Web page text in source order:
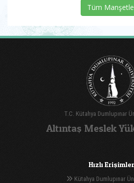
Tüm
T.C. Kütahya Dumlupınar
Altıntaş Meslek
Hızlı Erişimler
Kütahya Dumlupınar